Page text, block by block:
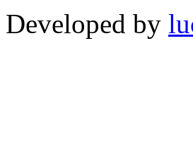
Developed by